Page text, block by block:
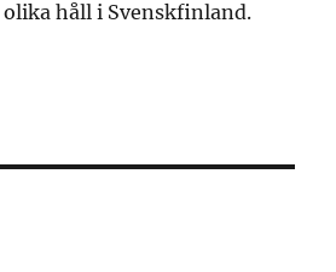
olika håll i Svenskfinland.